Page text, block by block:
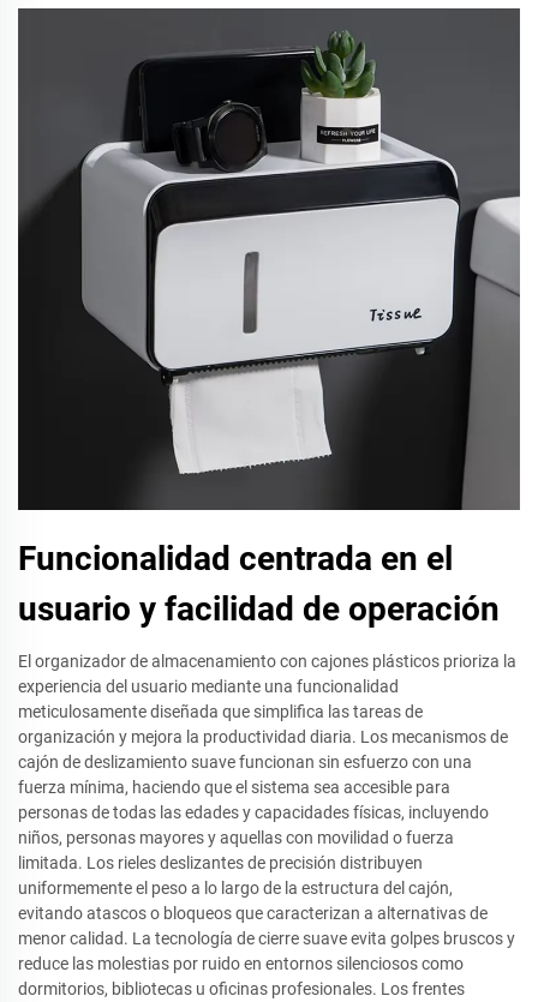
Funcionalidad centrada en el
usuario y facilidad de operación
El organizador de almacenamiento con cajones plásticos prioriza la
experiencia del usuario mediante una funcionalidad
meticulosamente diseñada que simplifica las tareas de
organización y mejora la productividad diaria. Los mecanismos de
cajón de deslizamiento suave funcionan sin esfuerzo con una
fuerza mínima, haciendo que el sistema sea accesible para
personas de todas las edades y capacidades físicas, incluyendo
niños, personas mayores y aquellas con movilidad o fuerza
limitada. Los rieles deslizantes de precisión distribuyen
uniformemente el peso a lo largo de la estructura del cajón,
evitando atascos o bloqueos que caracterizan a alternativas de
menor calidad. La tecnología de cierre suave evita golpes bruscos y
reduce las molestias por ruido en entornos silenciosos como
dormitorios, bibliotecas u oficinas profesionales. Los frentes